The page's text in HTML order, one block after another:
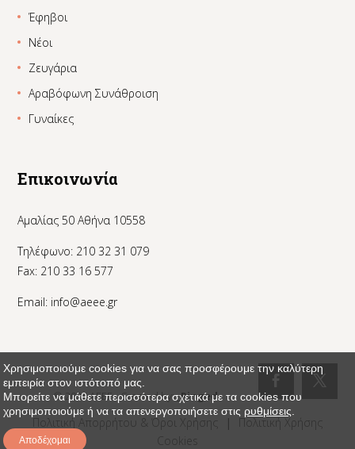
Έφηβοι
Νέοι
Ζευγάρια
Αραβόφωνη Συνάθροιση
Γυναίκες
Επικοινωνία
Αμαλίας 50 Αθήνα 10558
Τηλέφωνο: 210 32 31 079
Fax: 210 33 16 577
Email: info@aeee.gr
© 2024 AEEE - Created by:_Pinged
Πολιτική Απορρήτου & Όροι Χρήσης |
Πολιτική Χρήσης
Χρησιμοποιούμε cookies για να σας προσφέρουμε την καλύτερη
εμπειρία στον ιστότοπό μας.
Μπορείτε να μάθετε περισσότερα σχετικά με τα cookies που
χρησιμοποιούμε ή να τα απενεργοποιήσετε στις ρυθμίσεις
Αποδέχομαι